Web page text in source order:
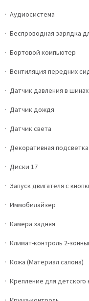
Аудиосистема
Беспроводная зарядка
Бортовой компьютер
Вентиляция передних
Датчик давления в шинах
Датчик дождя
Датчик света
Декоративная подсветка
Диски 17
Запуск двигателя с
Иммобилайзер
Камера задняя
Климат-контроль 2-
Кожа (Материал салона)
Крепление для детского